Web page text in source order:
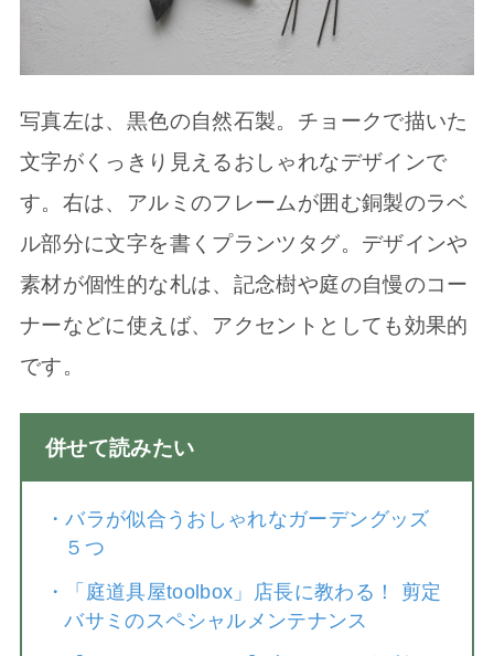
写真左は、黒色の自然石製。チョークで描いた
文字がくっきり見えるおしゃれなデザインで
す。右は、アルミのフレームが囲む銅製のラベ
ル部分に文字を書くプランツタグ。デザインや
素材が個性的な札は、記念樹や庭の自慢のコー
ナーなどに使えば、アクセントとしても効果的
です。
併せて読みたい
・バラが似合うおしゃれなガーデングッズ
５つ
・
「庭道具屋toolbox」店長に教わる！ 剪定
バサミのスペシャルメンテナンス